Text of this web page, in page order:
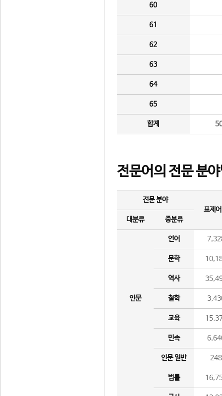
60
61
62
63
64
65
합계
전문어의 전문 분
전문 분야
표제
대분류
중분류
인문
언어
문학
역사
철학
교육
민속
인문 일반 248
법률